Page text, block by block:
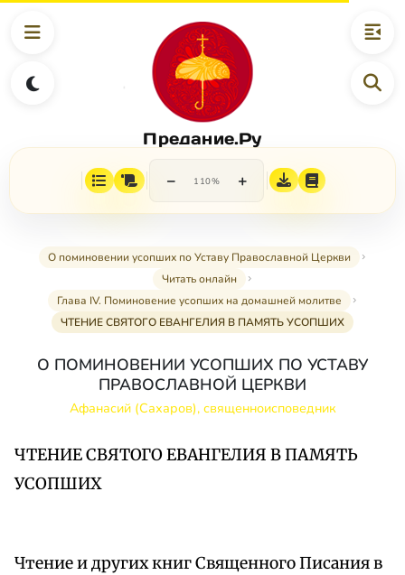
Предание.Ру
− 110% +
О поминовении усопших по Уставу Православной Церкви
Читать онлайн
Глава IV. Поминовение усопших на домашней молитве
ЧТЕНИЕ СВЯТОГО ЕВАНГЕЛИЯ В ПАМЯТЬ УСОПШИХ
О ПОМИНОВЕНИИ УСОПШИХ ПО УСТАВУ
ПРАВОСЛАВНОЙ ЦЕРКВИ
Афанасий (Сахаров), священноисповедник
ЧТЕНИЕ СВЯТОГО ЕВАНГЕЛИЯ В ПАМЯТЬ
УСОПШИХ
Чтение и других книг Священного Писания в